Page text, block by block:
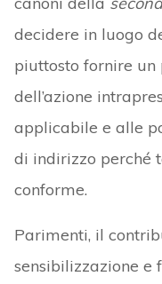
decidere in luogo
piuttosto fornire
dell’azione
applicabile e alle
di indirizzo perché
conforme.
Parimenti, il
sensibilizzazione e